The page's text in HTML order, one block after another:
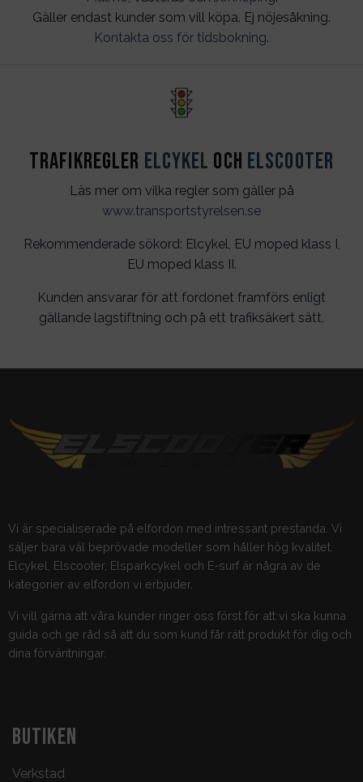
Gäller endast kunder som vill köpa. Ej nöjesåkning.
Kontakta oss för tidsbokning.
Trafikregler Elcykel och Elscooter
Läs mer om vilka regler som gäller på
www.transportstyrelsen.se
Rekommenderade sökord: Elcykel, EU moped klass I,
EU moped klass II.
Kunden ansvarar för att fordonet framförs enligt
gällande lagstiftning och på ett trafiksäkert sätt.
Vi är specialiserade på elfordon med intressant prestanda. Vi
säljer bara väl beprövade modeller som håller hög kvalitet.
Elcykel, Elscooter, Elsparkcykel och E-surf är några av de
kategorier av elfordon vi erbjuder.
Vi vill gärna att våra kunder ringer oss först för att vi ska kunna
guida och ge råd så att du som kund får rätt produkt för dig och
dina förväntningar.
BUTIKEN
Verkstad